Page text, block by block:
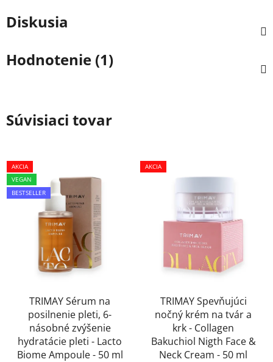
Diskusia
Hodnotenie (1)
Súvisiaci tovar
AKCIA
VEGAN
BESTSELLER
TRIMAY Sérum na
posilnenie pleti, 6-
násobné zvýšenie
hydratácie pleti - Lacto
Biome Ampoule - 50 ml
AKCIA
TRIMAY Spevňujúci
nočný krém na tvár a
krk - Collagen
Bakuchiol Nigth Face &
Neck Cream - 50 ml